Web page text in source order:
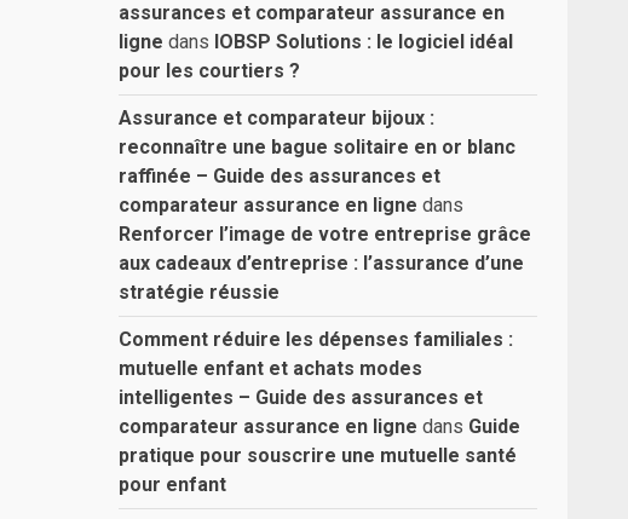
assurances et comparateur assurance en
ligne dans IOBSP Solutions : le logiciel idéal
pour les courtiers ?
Assurance et comparateur bijoux :
reconnaître une bague solitaire en or blanc
raffinée – Guide des assurances et
comparateur assurance en ligne dans
Renforcer l’image de votre entreprise grâce
aux cadeaux d’entreprise : l’assurance d’une
stratégie réussie
Comment réduire les dépenses familiales :
mutuelle enfant et achats modes
intelligentes – Guide des assurances et
comparateur assurance en ligne dans Guide
pratique pour souscrire une mutuelle santé
pour enfant